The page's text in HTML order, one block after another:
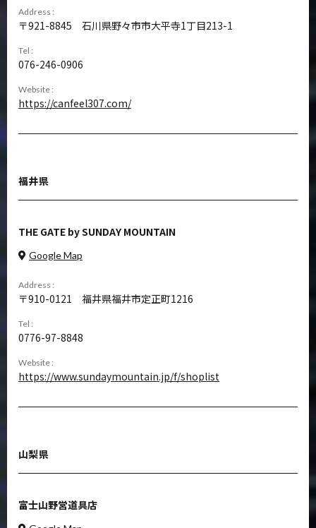
Address :
921-8845 石川県野々市市大平寺1丁目213-1
Tel :
076-246-0906
Website :
https://canfeel307.com/
福井県
THE GATE by SUNDAY MOUNTAIN
Google Map
Address :
910-0121 福井県福井市定正町1216
Tel :
0776-97-8848
Website :
https://www.sundaymountain.jp/f/shoplist
山梨県
富士山野営道具店